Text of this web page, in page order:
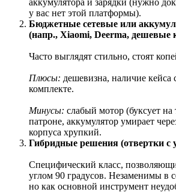
аккумулятора и зарядки (нужно
у вас нет этой платформы).
Бюджетные сетевые или
(напр., Xiaomi, Deerma, дешевые
Часто выглядят стильно, стоят
Плюсы: дешевизна, наличие кейса
комплекте.
Минусы: слабый мотор (буксует
патроне, аккумулятор умирает
корпуса хрупкий.
Гибридные решения (отвертки с
Специфический класс,
углом 90 градусов. Незаменимы в
но как основной инструмент